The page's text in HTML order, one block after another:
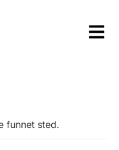
funnet sted.